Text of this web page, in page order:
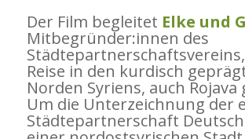
Der Film begleitet Elke und
Mitbegründer:innen des
Reise in den kurdisch
Norden Syriens, auch Rojava
Um die Unterzeichnung der
Städtepartnerschaft